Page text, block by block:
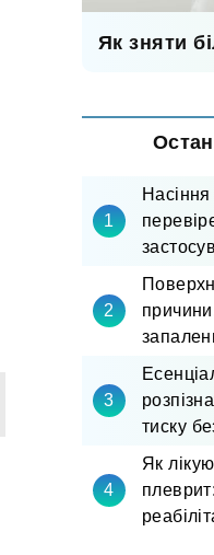
Як зняти
тиску
Як